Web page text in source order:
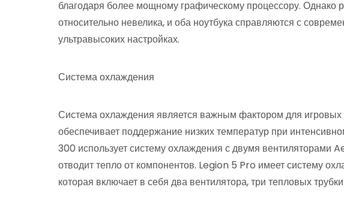
благодаря более мощному графическому процессору. Однако
относительно невелика, и оба ноутбука справляются с
ультравысоких настройках.
Система охлаждения
Система охлаждения является важным фактором для игровых
обеспечивает поддержание низких температур при
300 использует систему охлаждения с двумя вентиляторами
отводит тепло от компонентов. Legion 5 Pro имеет систему
которая включает в себя два вентилятора, три тепловых